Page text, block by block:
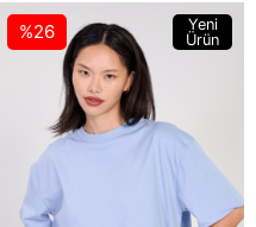
%26
Yeni
Ürün